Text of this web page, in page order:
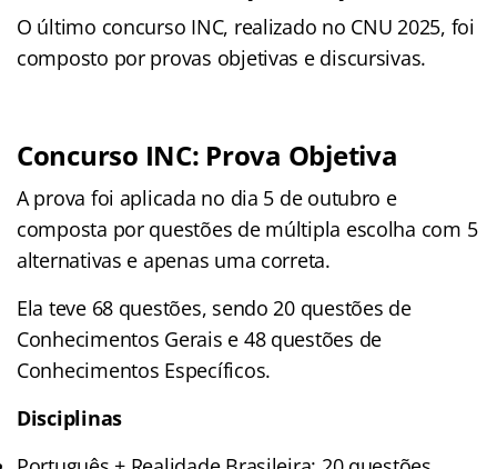
O último concurso INC, realizado no CNU 2025, foi
composto por provas objetivas e discursivas.
Concurso INC: Prova Objetiva
A prova foi aplicada no dia 5 de outubro e
composta por questões de múltipla escolha com 5
alternativas e apenas uma correta.
Ela teve 68 questões, sendo 20 questões de
Conhecimentos Gerais e 48 questões de
Conhecimentos Específicos.
Disciplinas